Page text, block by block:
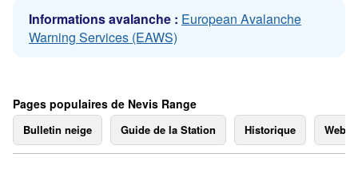
Informations avalanche : European Avalanche
Warning Services (EAWS)
Pages populaires de Nevis Range
Bulletin neige Guide de la Station Historique